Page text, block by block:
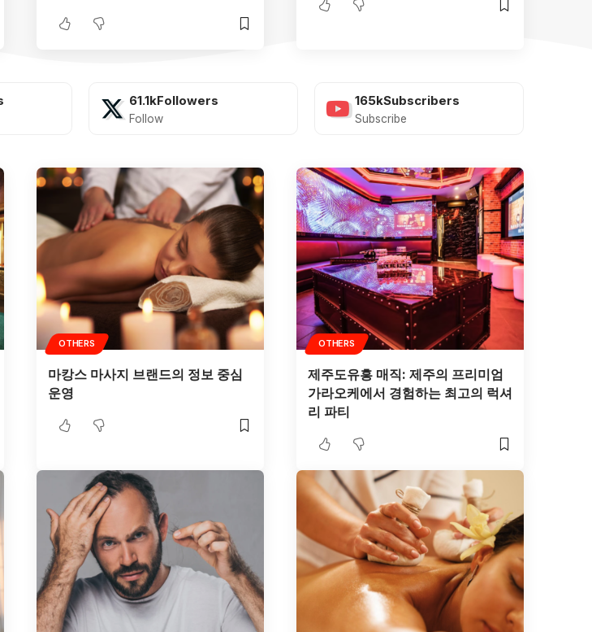
61.1kFollowers
Follow
165kSubscribers
Subscribe
OTHERS
마캉스 마사지 브랜드의 정보 중심
운영
OTHERS
제주도유흥 매직: 제주의 프리미엄
가라오케에서 경험하는 최고의 럭셔
리 파티